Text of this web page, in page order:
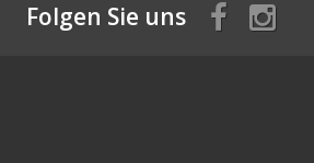
Folgen Sie uns